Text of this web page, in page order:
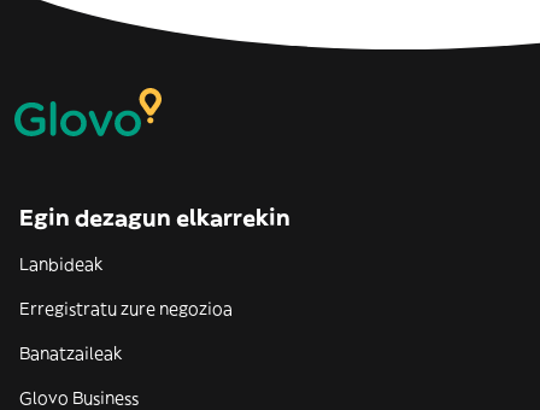
Egin dezagun elkarrekin
Lanbideak
Erregistratu zure negozioa
Banatzaileak
Glovo Business